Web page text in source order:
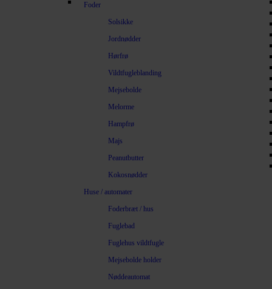
Foder
Solsikke
Jordnødder
Hørfrø
Vildtfugleblanding
Mejsebolde
Melorme
Hampfrø
Majs
Peanutbutter
Kokosnødder
Huse / automater
Foderbræt / hus
Fuglebad
Fuglehus vildtfugle
Mejsebolde holder
Nøddeautomat